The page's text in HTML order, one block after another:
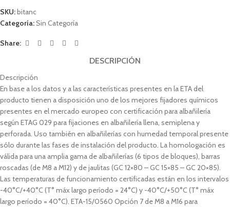
SKU:bitanc
Categoría:Sin Categoría
Share:
DESCRIPCIÓN
Descripción
En base a los datos y a las características presentes en la ETA del
producto tienen a disposición uno de los mejores fijadores químicos
presentes en el mercado europeo con certificación para albañilería
según ETAG 029 para fijaciones en albañilería llena, semiplena y
perforada. Uso también en albañilerías con humedad temporal presente
sólo durante las fases de instalación del producto. La homologación es
válida para una amplia gama de albañilerías (6 tipos de bloques), barras
roscadas (de M8 a M12) y de jaulitas (GC 12×80 – GC 15×85 – GC 20×85).
Las temperaturas de funcionamiento certificadas están en los intervalos
-40°C/+40°C (T° máx largo período = 24°C) y -40°C/+50°C (T° máx
largo período = 40°C). ETA-15/0560 Opción 7 de M8 a M16 para